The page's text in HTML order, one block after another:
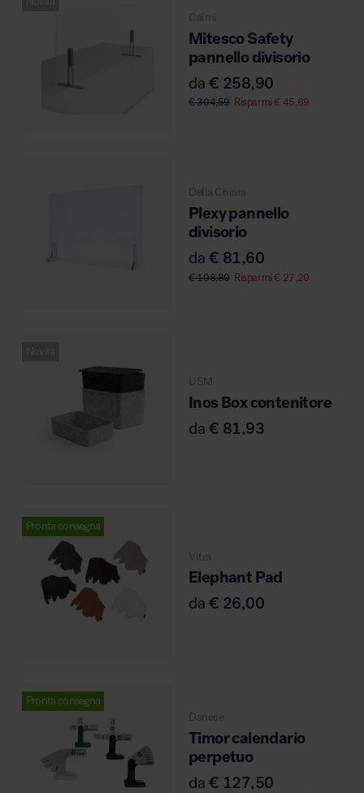
Caimi
Mitesco Safety
pannello divisorio
da€ 258,90
€304,59 Risparmi€ 45,69
Della Chiara
Plexy pannello
divisorio
da€ 81,60
€108,80 Risparmi€ 27,20
USM
Inos Box contenitore
da€ 81,93
Pronta consegna
Vitra
Elephant Pad
da€ 26,00
Pronta consegna
Danese
Timor calendario
perpetuo
da€ 127,50